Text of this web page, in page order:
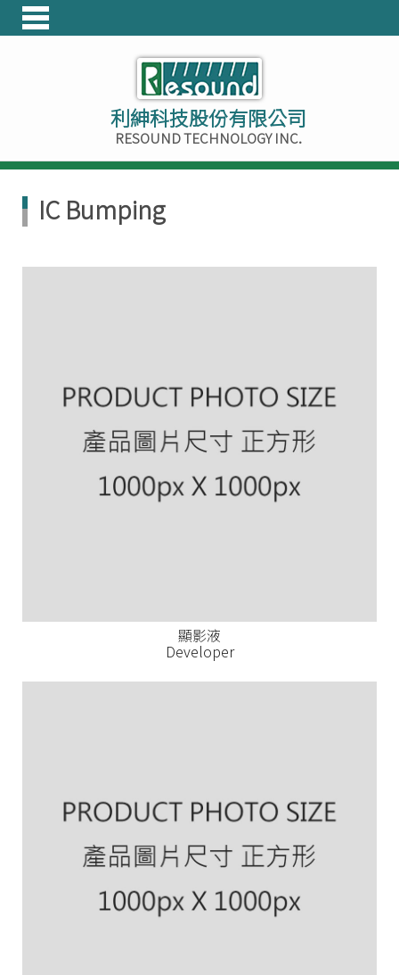
利紳科技股份有限公司
RESOUND TECHNOLOGY INC.
IC Bumping
顯影液
Developer